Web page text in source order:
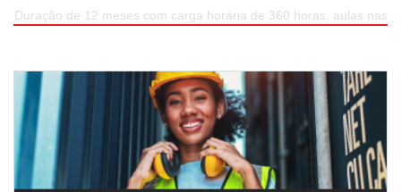
Duração de 12 meses com carga horária de 360 horas, aulas nas
SAIBA MAIS